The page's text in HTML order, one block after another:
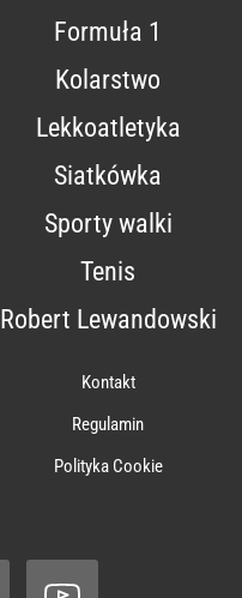
Formuła 1
Kolarstwo
Lekkoatletyka
Siatkówka
Sporty walki
Tenis
Robert Lewandowski
Kontakt
Regulamin
Polityka Cookie